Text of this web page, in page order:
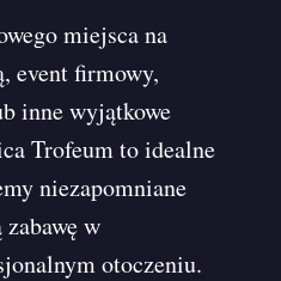
miejsca na
event firmowy,
inne wyjątkowe
Trofeum to idealne
niezapomniane
w
otoczeniu.